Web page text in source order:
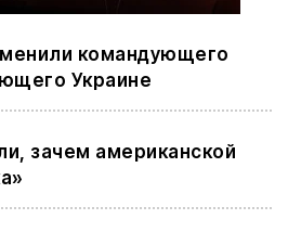
командующего
Украине
зачем американской